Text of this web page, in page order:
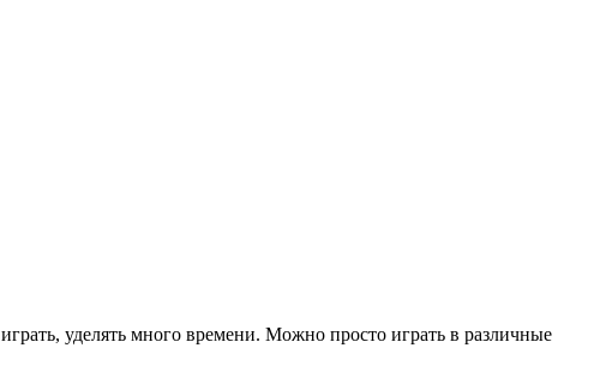
уделять много времени. Можно просто играть в различные